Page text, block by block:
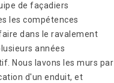
de façadiers
les compétences
dans le ravalement
années
Nous lavons les murs par
d'un enduit, et